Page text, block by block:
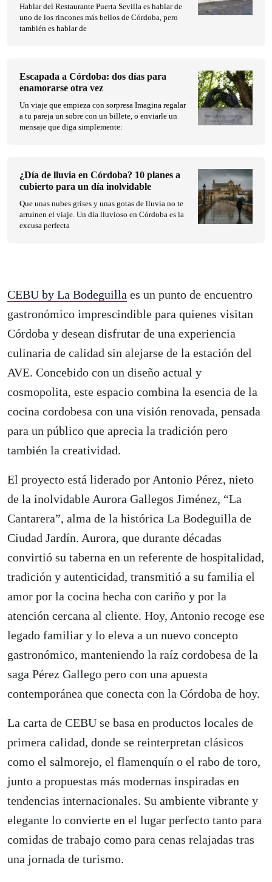
CEBU by La Bodeguilla es un punto de encuentro
gastronómico imprescindible para quienes visitan
Córdoba y desean disfrutar de una experiencia
culinaria de calidad sin alejarse de la estación del
AVE. Concebido con un diseño actual y
cosmopolita, este espacio combina la esencia de la
cocina cordobesa con una visión renovada, pensada
para un público que aprecia la tradición pero
también la creatividad.
El proyecto está liderado por Antonio Pérez, nieto
de la inolvidable Aurora Gallegos Jiménez, “La
Cantarera”, alma de la histórica La Bodeguilla de
Ciudad Jardín. Aurora, que durante décadas
convirtió su taberna en un referente de hospitalidad,
tradición y autenticidad, transmitió a su familia el
amor por la cocina hecha con cariño y por la
atención cercana al cliente. Hoy, Antonio recoge ese
legado familiar y lo eleva a un nuevo concepto
gastronómico, manteniendo la raíz cordobesa de la
saga Pérez Gallego pero con una apuesta
contemporánea que conecta con la Córdoba de hoy.
La carta de CEBU se basa en productos locales de
primera calidad, donde se reinterpretan clásicos
como el salmorejo, el flamenquín o el rabo de toro,
junto a propuestas más modernas inspiradas en
tendencias internacionales. Su ambiente vibrante y
elegante lo convierte en el lugar perfecto tanto para
comidas de trabajo como para cenas relajadas tras
una jornada de turismo.
Hablar del Restaurante Puerta Sevilla es hablar de
uno de los rincones más bellos de Córdoba, pero
también es hablar de
Escapada a Córdoba: dos días para
enamorarse otra vez
Un viaje que empieza con sorpresa Imagina regalar
a tu pareja un sobre con un billete, o enviarle un
mensaje que diga simplemente:
¿Día de lluvia en Córdoba? 10 planes a
cubierto para un día inolvidable
Que unas nubes grises y unas gotas de lluvia no te
arruinen el viaje. Un día lluvioso en Córdoba es la
excusa perfecta